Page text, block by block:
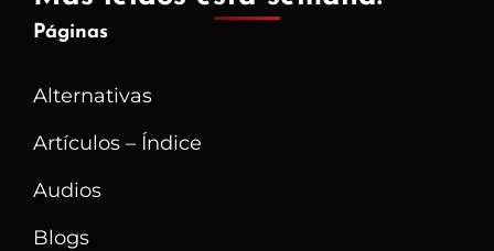
¿un
Páginas
Alternativas
Artículos – Índice
Audios
Blogs